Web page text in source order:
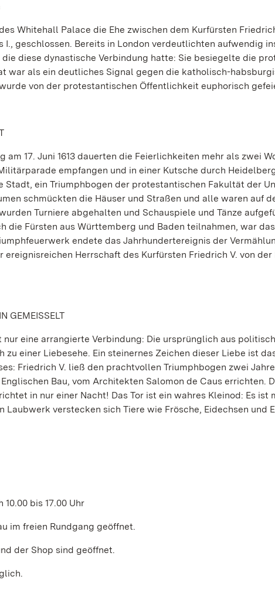
Whitehall Palace die Ehe zwischen dem Kurfürsten
I., geschlossen. Bereits in London verdeutlichten aufwendig
diese dynastische Verbindung hatte: Sie besiegelte die
war als ein deutliches Signal gegen die katholisch-
von der protestantischen Öffentlichkeit euphorisch
17. Juni 1613 dauerten die Feierlichkeiten mehr als zwei
empfangen und in einer Kutsche durch
ein Triumphbogen der protestantischen Fakultät der
schmückten die Häuser und Straßen und alle waren auf
Turniere abgehalten und Schauspiele und Tänze
die Fürsten aus Württemberg und Baden teilnahmen, war
endete das Jahrhundertereignis der
Herrschaft des Kurfürsten Friedrich V. von der
GEMEISSELT
eine arrangierte Verbindung: Die ursprünglich aus
einer Liebesehe. Ein steinernes Zeichen dieser Liebe ist
Friedrich V. ließ den prachtvollen Triumphbogen zwei
Bau, vom Architekten Salomon de Caus errichten.
in nur einer Nacht! Das Tor ist ein wahres Kleinod: Es ist
verstecken sich Tiere wie Frösche, Eidechsen und
bis 17.00 Uhr
im freien Rundgang geöffnet.
der Shop sind geöffnet.